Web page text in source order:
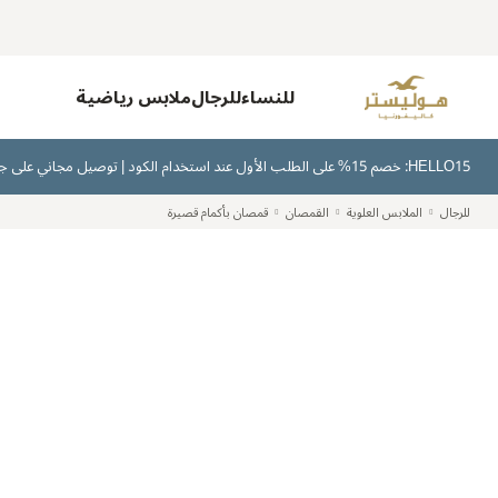
للنساءللرجالملابس رياضية
HELLO15: خصم 15% على الطلب الأول عند استخدام الكود | توصيل مجاني على جميع الطلبات بقيمة 300 ريال سعودي أو أكثر | اشترِ الآن وادفع لاحقًا عبر تابي وتمارا
للرجال الملابس العلوية القمصان قمصان بأكمام قصيرة